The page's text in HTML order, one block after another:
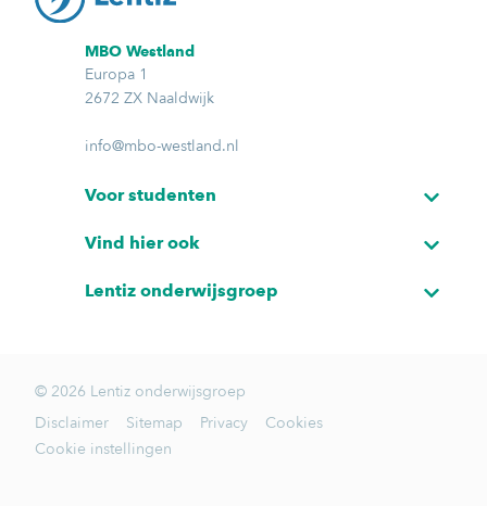
MBO Westland
Europa 1
2672 ZX Naaldwijk
info@mbo-westland.nl
Voor studenten
Vind hier ook
Lentiz onderwijsgroep
© 2026 Lentiz onderwijsgroep
Disclaimer
Sitemap Privacy
Cookies
Cookie instellingen